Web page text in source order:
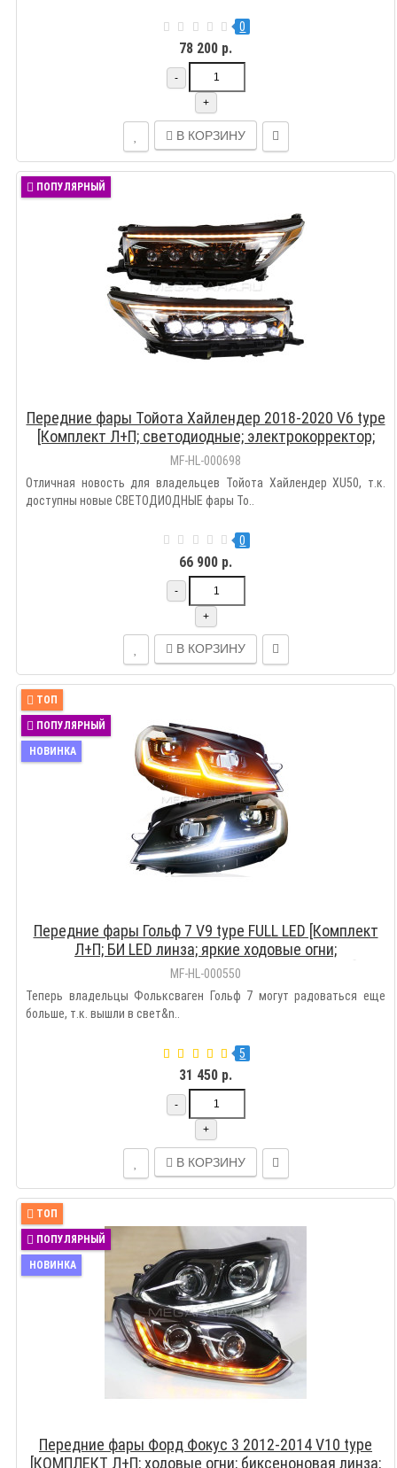
0
78 200 р.
-
+
В КОРЗИНУ
ПОПУЛЯРНЫЙ
Передние фары Тойота Хайлендер 2018-2020 V6 type
[Комплект Л+П; светодиодные; электрокорректор;
яркие ходовые огни; динамичный поворотник]
MF-HL-000698
Отличная новость для владельцев Тойота Хайлендер XU50, т.к.
доступны новые СВЕТОДИОДНЫЕ фары То..
0
66 900 р.
-
+
В КОРЗИНУ
ТОП
ПОПУЛЯРНЫЙ
НОВИНКА
Передние фары Гольф 7 V9 type FULL LED [Комплект
Л+П; БИ LED линза; яркие ходовые огни;
электрокорректор; динамичный поворотник]
MF-HL-000550
Теперь владельцы Фольксваген Гольф 7 могут радоваться еще
больше, т.к. вышли в свет&n..
5
31 450 р.
-
+
В КОРЗИНУ
ТОП
ПОПУЛЯРНЫЙ
НОВИНКА
Передние фары Форд Фокус 3 2012-2014 V10 type
[КОМПЛЕКТ Л+П; ходовые огни; биксеноновая линза;